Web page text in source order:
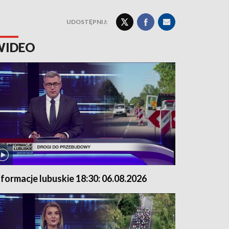
UDOSTĘPNIJ:
lubuskie 18:30: 06.08.2026